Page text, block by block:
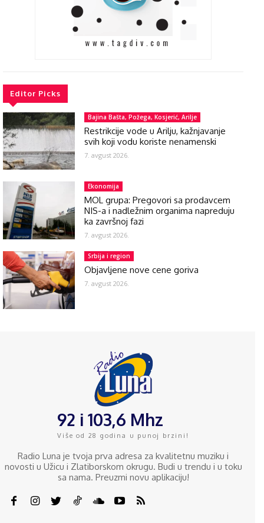
Editor Picks
Bajina Bašta, Požega, Kosjerić, Arilje
Restrikcije vode u Arilju, kažnjavanje
svih koji vodu koriste nenamenski
7. avgust 2026.
Ekonomija
MOL grupa: Pregovori sa prodavcem
NIS-a i nadležnim organima napreduju
ka završnoj fazi
7. avgust 2026.
Srbija i region
Objavljene nove cene goriva
7. avgust 2026.
92 i 103,6 Mhz
Više od 28 godina u punoj brzini!
Radio Luna je tvoja prva adresa za kvalitetnu muziku i
novosti u Užicu i Zlatiborskom okrugu. Budi u trendu i u toku
sa nama. Preuzmi novu aplikaciju!